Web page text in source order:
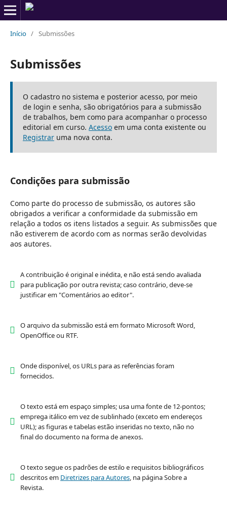
Início / Submissões
Submissões
O cadastro no sistema e posterior acesso, por meio
de login e senha, são obrigatórios para a submissão
de trabalhos, bem como para acompanhar o processo
editorial em curso. Acessoem uma conta existente ou
Registraruma nova conta.
Condições para submissão
Como parte do processo de submissão, os autores são
obrigados a verificar a conformidade da submissão em
relação a todos os itens listados a seguir. As submissões que
não estiverem de acordo com as normas serão devolvidas
aos autores.
A contribuição é original e inédita, e não está sendo avaliada
para publicação por outra revista; caso contrário, deve-se
justificar em "Comentários ao editor".
O arquivo da submissão está em formato Microsoft Word,
OpenOffice ou RTF.
Onde disponível, os URLs para as referências foram
fornecidos.
O texto está em espaço simples; usa uma fonte de 12-pontos;
emprega itálico em vez de sublinhado (exceto em endereços
URL); as figuras e tabelas estão inseridas no texto, não no
final do documento na forma de anexos.
O texto segue os padrões de estilo e requisitos bibliográficos
descritos em Diretrizes para Autores, na página Sobre a
Revista.